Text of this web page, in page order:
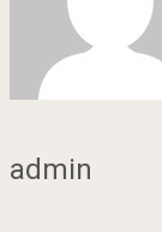
admin